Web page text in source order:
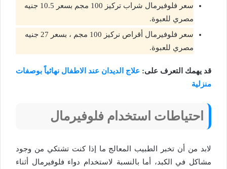
سعر فلوفيرمال شراب تركيز 100 مجم بسعر 10.5 جنيه
مصري للعبوة.
سعر فلوفيرمال أقراص نركيز 100 مجم ، بسعر 27 جنيه
مصري للعبوة.
قد يهمك التعرف على: علاج الديدان عند الاطفال نهائياً بوصفات
منزلية
احتياطات استخدام فلوفيرمال
لابد من أن تخبر الطبيب المعالج ما إذا كنت تشتكي من وجود
مشاكل في الكبد، أما بالنسبة لاستخدام دواء فلوفيرمال أثناء